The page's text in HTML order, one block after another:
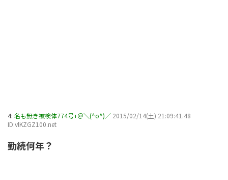
4: 名も無き被検体774号+＠＼(^o^)／ 2015/02/14(土) 21:09:41.48
ID:vlKZGZ100.net
勤続何年？